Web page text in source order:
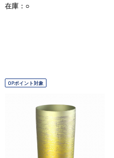
在庫：○
OPポイント対象